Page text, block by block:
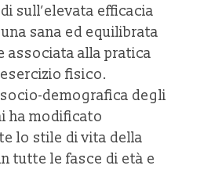
sull’elevata efficacia
sana ed equilibrata
associata alla pratica
fisico.
demografica degli
ha modificato
lo stile di vita della
tutte le fasce di età e